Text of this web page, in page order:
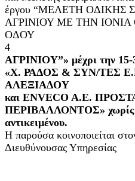
έργου “ΜΕΛΕΤΗ ΟΔΙΚΗΣ
ΑΓΡΙΝΙΟΥ ΜΕ ΤΗΝ
ΟΔΟΥ
4
ΑΓΡΙΝΙΟΥ”» μέχρι την 15-
«Χ. ΡΑΔΟΣ & ΣΥΝ/ΤΕΣ
ΑΛΕΞΙΑΔΟΥ
και ENVECO A.E.
ΠΕΡΙΒΑΛΛΟΝΤΟΣ» χωρίς
αντικειμένου.
Η παρούσα κοινοποιείται
Διευθύνουσας Υπηρεσίας